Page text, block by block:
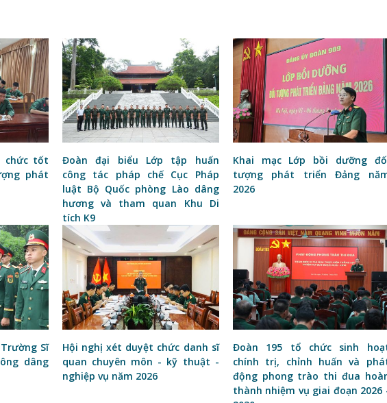
chức tốt
phát
Đoàn đại biểu Lớp tập huấn
công tác pháp chế Cục Pháp
luật Bộ Quốc phòng Lào dâng
hương và tham quan Khu Di
tích K9
Khai mạc Lớp bồi dưỡng
tượng phát triển Đảng
2026
Sĩ
dâng
Hội nghị xét duyệt chức danh sĩ
quan chuyên môn - kỹ thuật -
nghiệp vụ năm 2026
Đoàn 195 tổ chức sinh
chính trị, chỉnh huấn và
động phong trào thi đua
thành nhiệm vụ giai đoạn 2026